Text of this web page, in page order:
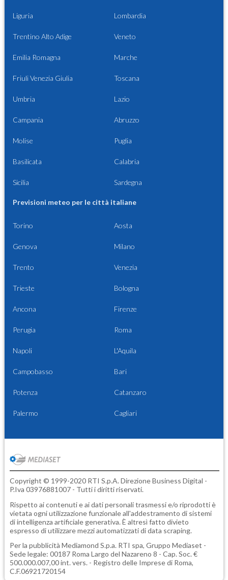
Liguria Lombardia
Trentino Alto Adige Veneto
Emilia Romagna Marche
Friuli Venezia Giulia Toscana
Umbria Lazio
Campania Abruzzo
Molise Puglia
Basilicata Calabria
Sicilia Sardegna
Previsioni meteo per le città italiane
Torino Aosta
Genova Milano
Trento Venezia
Trieste Bologna
Ancona Firenze
Perugia Roma
Napoli L'Aquila
Campobasso Bari
Potenza Catanzaro
Palermo Cagliari
Copyright © 1999-2020 RTI S.p.A. Direzione Business Digital -
P.Iva 03976881007 - Tutti i diritti riservati.
Rispetto ai contenuti e ai dati personali trasmessi e/o riprodotti è
vietata ogni utilizzazione funzionale all'addestramento di sistemi
di intelligenza artificiale generativa. È altresì fatto divieto
espresso di utilizzare mezzi automatizzati di data scraping.
Per la pubblicità Mediamond S.p.a. RTI spa, Gruppo Mediaset -
Sede legale: 00187 Roma Largo del Nazareno 8 - Cap. Soc. €
500.000.007,00 int. vers. - Registro delle Imprese di Roma,
C.F.06921720154